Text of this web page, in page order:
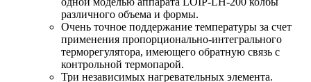
различного объема и формы.
Очень точное поддержание температуры за счет
применения пропорционально-интегрального
терморегулятора, имеющего обратную связь с
контрольной термопарой.
Три независимых нагревательных элемента.